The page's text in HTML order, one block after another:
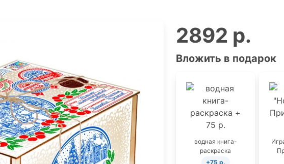
2892 р.
Вложить в подарок
водная книга-
раскраска
+75 р.